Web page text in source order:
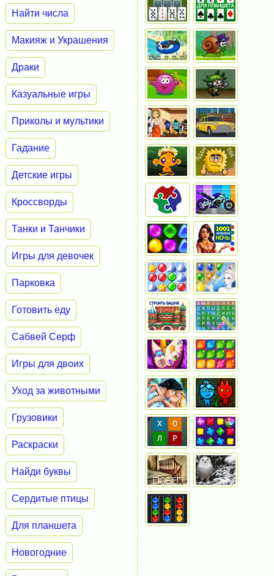
Найти числа
Макияж и Украшения
Драки
Казуальные игры
Приколы и мультики
Гадание
Детские игры
Кроссворды
Танки и Танчики
Игры для девочек
Парковка
Готовить еду
Сабвей Серф
Игры для двоих
Уход за животными
Грузовики
Раскраски
Найди буквы
Сердитые птицы
Для планшета
Новогодние